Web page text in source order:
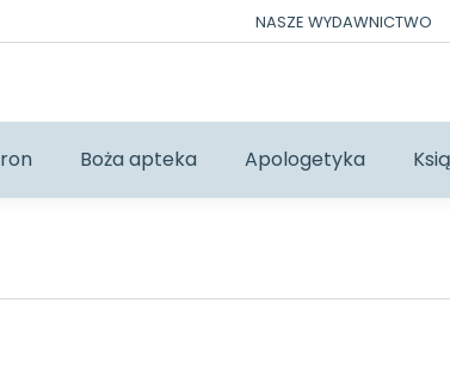
NASZE WYDAWNICTWO
Boża apteka Apologetyka